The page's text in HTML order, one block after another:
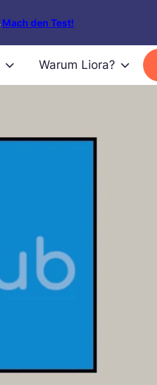
Mach den Test!
Warum Liora?